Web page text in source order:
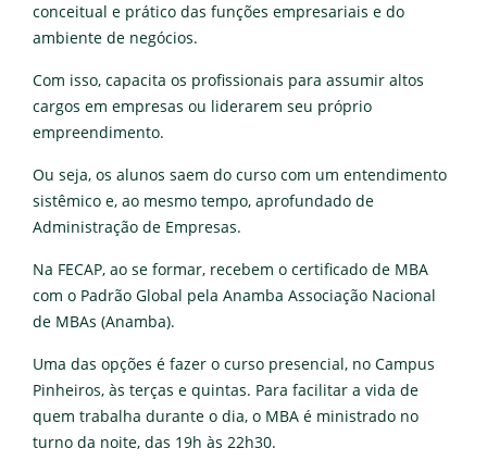
conceitual e prático das funções empresariais e do
ambiente de negócios.
Com isso, capacita os profissionais para assumir altos
cargos em empresas ou liderarem seu próprio
empreendimento.
Ou seja, os alunos saem do curso com um entendimento
sistêmico e, ao mesmo tempo, aprofundado de
Administração de Empresas.
Na FECAP, ao se formar, recebem o certificado de MBA
com o Padrão Global pela Anamba Associação Nacional
de MBAs (Anamba).
Uma das opções é fazer o curso presencial, no Campus
Pinheiros, às terças e quintas. Para facilitar a vida de
quem trabalha durante o dia, o MBA é ministrado no
turno da noite, das 19h às 22h30.